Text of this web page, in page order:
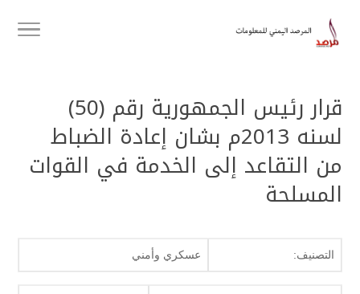
قرار رئيس الجمهورية رقم (50)
لسنه 2013م بشان إعادة الضباط
من التقاعد إلى الخدمة في القوات
المسلحة
التصنيف: عسكري وأمني